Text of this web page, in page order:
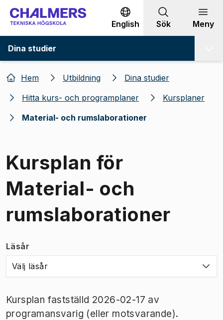
Gå till innehållet
English Sök Meny
Dina studier
Hem Utbildning
Dina studier
Hitta kurs- och programplaner
Kursplaner
Material- och rumslaborationer
Kursplan för
Material- och
rumslaborationer
Läsår
Välj läsår
Kursplan fastställd 2026-02-17 av
programansvarig (eller motsvarande).